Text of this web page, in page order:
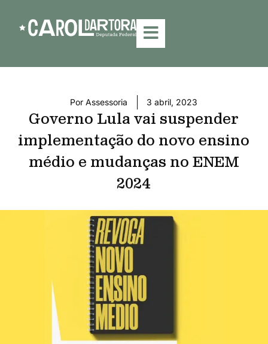
Por Assessoria 3 abril, 2023
Governo Lula vai suspender
implementação do novo ensino
médio e mudanças no ENEM
2024